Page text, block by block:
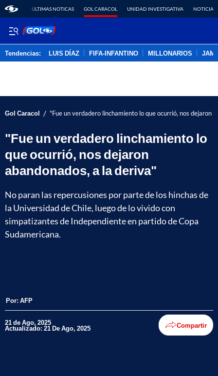
ÚLTIMAS NOTICAS GOL CARACOL UNIDAD INVESTIGATIVA NOTICIAS
Tendencias: LUIS DÍAZ FIFA-INFANTINO MILLONARIOS
Gol Caracol / "Fue un verdadero linchamiento lo que ocurrió, nos dejaron
"Fue un verdadero linchamiento lo
que ocurrió, nos dejaron
abandonados, a la deriva"
No paran las repercusiones por parte de los hinchas de
la Universidad de Chile, luego de lo vivido con
simpatizantes de Independiente en partido de Copa
Sudamericana.
Por: AFP
21 de Ago, 2025
Actualizado: 21 De Ago, 2025 Compartir